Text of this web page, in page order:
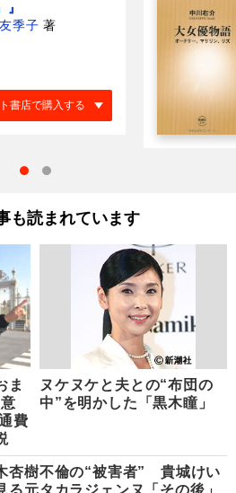
』
季子 著
書店で購入する
も読まれています
ま
費
ヌケヌケと夫との“布団の
中”を明かした「黒木瞳」
杏樹不倫の“被害者” 貴城けい